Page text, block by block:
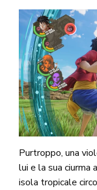
Purtroppo, una
lui e la sua ciurma
isola tropicale